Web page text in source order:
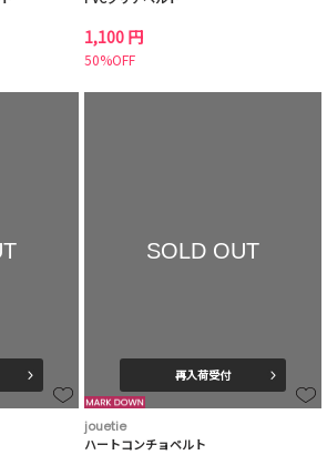
1,100 円
50%OFF
SOLD OUT
再入荷受付
jouetie
ハートコンチョベルト